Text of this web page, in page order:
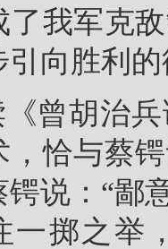
了我军克
向胜利的
《曾胡治
，恰与蔡
锷说：“鄙
一掷之举